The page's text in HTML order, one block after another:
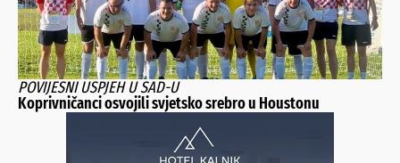
POVIJESNI USPJEH U SAD-U
Koprivničanci osvojili svjetsko srebro u Houstonu